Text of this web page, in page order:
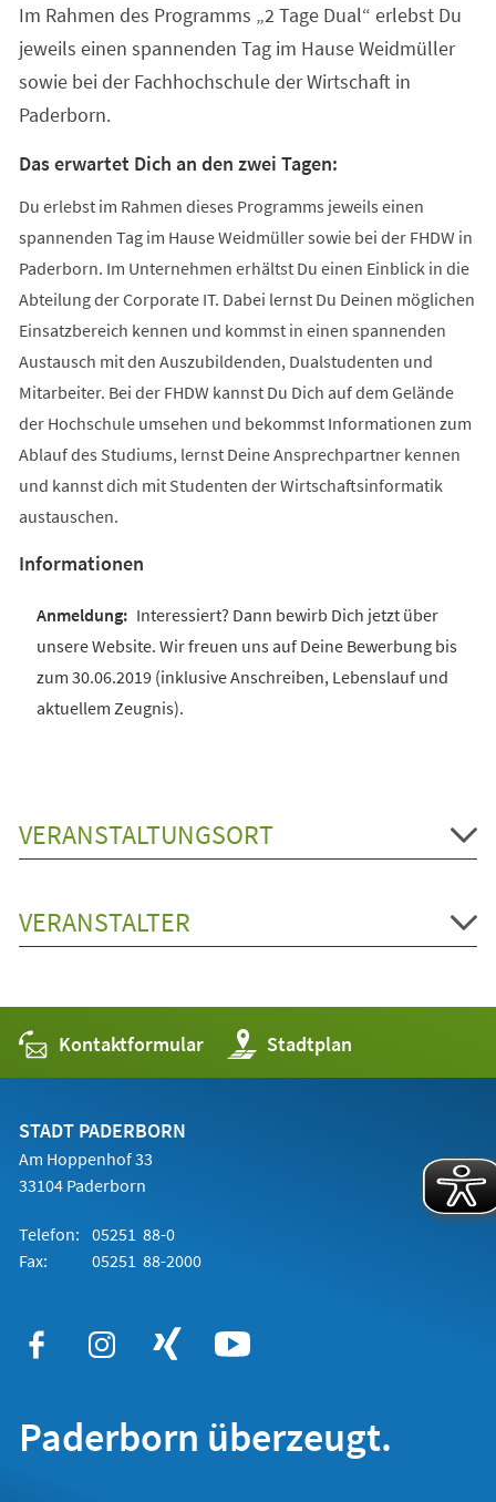
neuen
Tab)
Im Rahmen des Programms „2 Tage Dual“ erlebst Du
jeweils einen spannenden Tag im Hause Weidmüller
sowie bei der Fachhochschule der Wirtschaft in
Paderborn.
Das erwartet Dich an den zwei Tagen:
Du erlebst im Rahmen dieses Programms jeweils einen
spannenden Tag im Hause Weidmüller sowie bei der FHDW in
Paderborn. Im Unternehmen erhältst Du einen Einblick in die
Abteilung der Corporate IT. Dabei lernst Du Deinen möglichen
Einsatzbereich kennen und kommst in einen spannenden
Austausch mit den Auszubildenden, Dualstudenten und
Mitarbeiter. Bei der FHDW kannst Du Dich auf dem Gelände
der Hochschule umsehen und bekommst Informationen zum
Ablauf des Studiums, lernst Deine Ansprechpartner kennen
und kannst dich mit Studenten der Wirtschaftsinformatik
austauschen.
Informationen
Interessiert? Dann bewirb Dich jetzt über
unsere Website. Wir freuen uns auf Deine Bewerbung bis
zum 30.06.2019 (inklusive Anschreiben, Lebenslauf und
aktuellem Zeugnis).
VERANSTALTUNGSORT
VERANSTALTER
Kontaktformular Stadtplan
(Öffnet
in
einem
STADT PADERBORN
Am Hoppenhof 33
33104 Paderborn
Telefon: 05251 88-0
Fax:
05251 88-2000
Paderborn überzeugt.